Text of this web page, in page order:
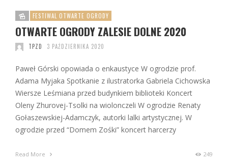
FESTIWAL OTWARTE OGRODY
OTWARTE OGRODY ZALESIE DOLNE 2020
TPZD 3 PAŹDZIERNIKA 2020
Paweł Górski opowiada o enkaustyce W ogrodzie prof.
Adama Myjaka Spotkanie z ilustratorka Gabriela Cichowska
Wiersze Leśmiana przed budynkiem biblioteki Koncert
Oleny Zhurovej-Tsolki na wiolonczeli W ogrodzie Renaty
Gołaszewskiej-Adamczyk, autorki lalki artystycznej. W
ogrodzie przed “Domem Zośki” koncert harcerzy
Read More 249